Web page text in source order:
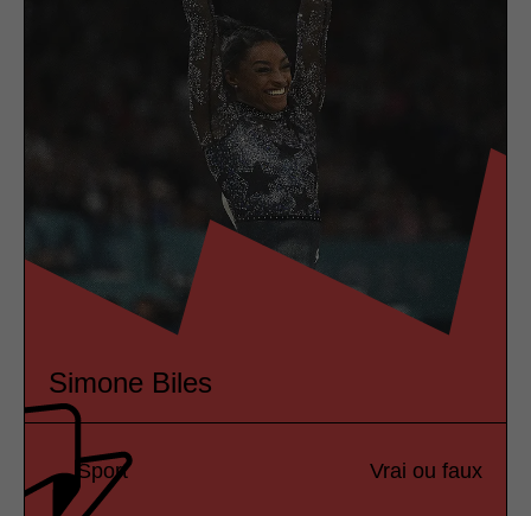
Simone Biles
Sport Vrai ou faux